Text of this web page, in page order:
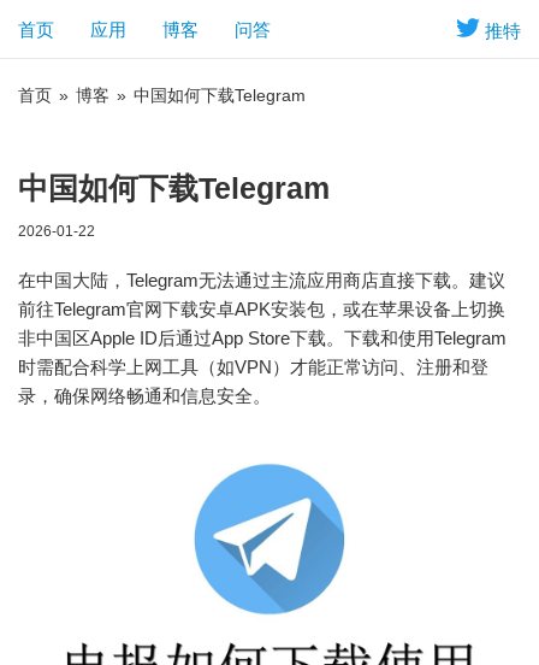
推特
首页 应用 博客 问答
首页 » 博客 » 中国如何下载Telegram
中国如何下载Telegram
2026-01-22
在中国大陆，Telegram无法通过主流应用商店直接下载。建议
前往Telegram官网下载安卓APK安装包，或在苹果设备上切换
非中国区Apple ID后通过App Store下载。下载和使用Telegram
时需配合科学上网工具（如VPN）才能正常访问、注册和登
录，确保网络畅通和信息安全。